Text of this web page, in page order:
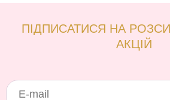
ПІДПИСАТИСЯ НА
АКЦІЙ